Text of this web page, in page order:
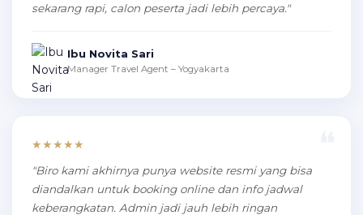
sekarang rapi, calon peserta jadi lebih percaya."
Ibu Novita Sari
Manager Travel Agent – Yogyakarta
★★★★★
"Biro kami akhirnya punya website resmi yang bisa
diandalkan untuk booking online dan info jadwal
keberangkatan. Admin jadi jauh lebih ringan